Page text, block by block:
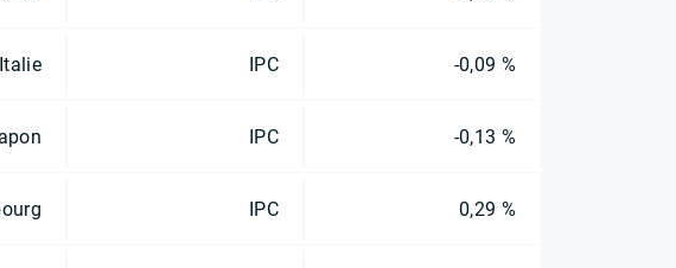
Italie IPC -0,09 %
IPC -0,13 %
IPC 0,29 %